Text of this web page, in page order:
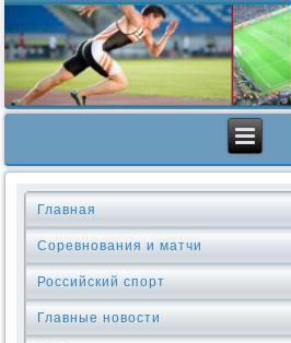
Главная
Соревнования и матчи
Российский спорт
Главные новости